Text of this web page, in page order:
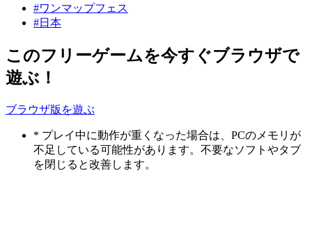
#ワンマップフェス
#日本
このフリーゲームを今すぐブラウザで
遊ぶ！
ブラウザ版を遊ぶ
* プレイ中に動作が重くなった場合は、PCのメモリが
不足している可能性があります。不要なソフトやタブ
を閉じると改善します。